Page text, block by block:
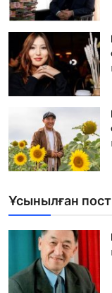
Ұсынылған пост